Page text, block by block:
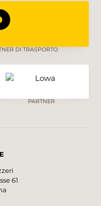
DI TRASPORTO
PARTNER
61